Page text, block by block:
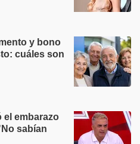
y bono
cuáles son
el embarazo
sabían